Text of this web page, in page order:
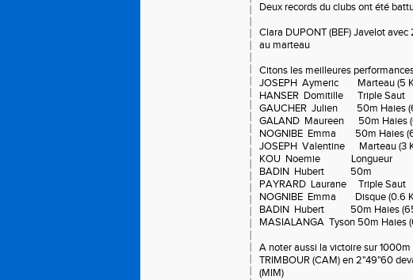
Deux records du clubs ont été
Clara DUPONT (BEF) Javelot
au marteau
Citons les meilleures
JOSEPH Aymeric Marteau
HANSER Domitille Triple
GAUCHER Julien 50m
GALAND Maureen 50m
NOGNIBE Emma 50m
JOSEPH Valentine Marteau
KOU Noemie
BADIN Hubert 50m
PAYRARD Laurane Triple
NOGNIBE Emma Disque
BADIN Hubert 50m Haies
MASIALANGA Tyson 50m
A noter aussi la victoire sur
TRIMBOUR (CAM) en 2"49"60
(MIM)